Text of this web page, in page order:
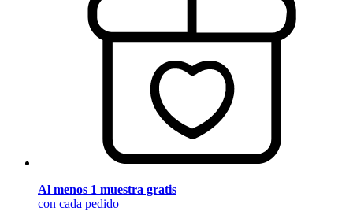
Al menos 1 muestra gratis
con cada pedido